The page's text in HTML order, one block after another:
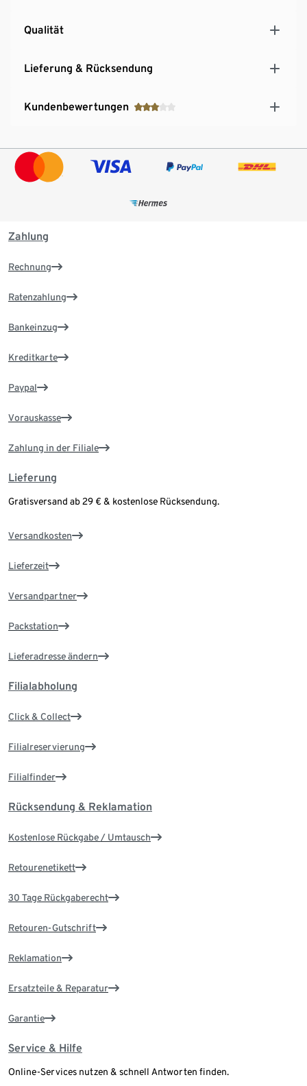
Qualität
Lieferung & Rücksendung
Kundenbewertungen
Zahlung
Rechnung
Ratenzahlung
Bankeinzug
Kreditkarte
Paypal
Vorauskasse
Zahlung in der Filiale
Lieferung
Gratisversand ab 29 € & kostenlose Rücksendung.
Versandkosten
Lieferzeit
Versandpartner
Packstation
Lieferadresse ändern
Filialabholung
Click & Collect
Filialreservierung
Filialfinder
Rücksendung & Reklamation
Kostenlose Rückgabe / Umtausch
Retourenetikett
30 Tage Rückgaberecht
Retouren-Gutschrift
Reklamation
Ersatzteile & Reparatur
Garantie
Service & Hilfe
Online-Services nutzen & schnell Antworten finden.